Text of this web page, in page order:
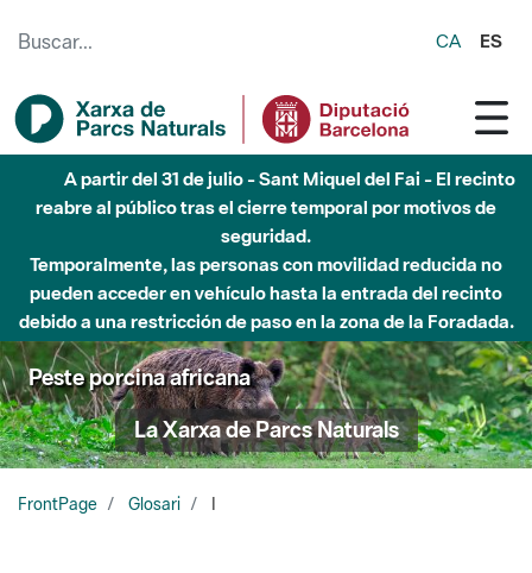
CA ES
A partir del 31 de julio - Sant Miquel del Fai - El recinto
reabre al público tras el cierre temporal por motivos de
seguridad.
Temporalmente, las personas con movilidad reducida no
pueden acceder en vehículo hasta la entrada del recinto
debido a una restricción de paso en la zona de la Foradada.
Peste porcina africana
La Xarxa de Parcs Naturals
FrontPage Glosari